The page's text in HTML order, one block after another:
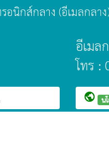
อนิกส์กลาง (อีเมลกลาง
อีเมล
โทร :
public น